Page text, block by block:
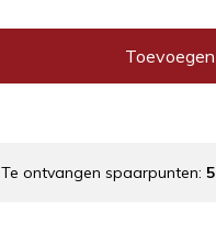
Toevoegen
Te ontvangen spaarpunten: 5